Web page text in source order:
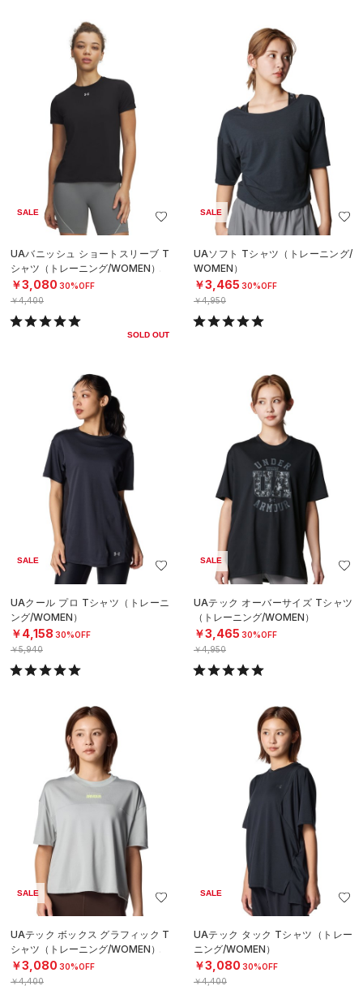
SALE
UAバニッシュ ショートスリーブ T
シャツ（トレーニング/WOMEN）
￥3,080 30%OFF
￥4,400
SOLD OUT
SALE
UAソフト Tシャツ（トレーニング/
WOMEN）
￥3,465 30%OFF
￥4,950
SALE
UAクール プロ Tシャツ（トレーニ
ング/WOMEN）
￥4,158 30%OFF
￥5,940
SALE
UAテック オーバーサイズ Tシャツ
（トレーニング/WOMEN）
￥3,465 30%OFF
￥4,950
SALE
UAテック ボックス グラフィック T
シャツ（トレーニング/WOMEN）
￥3,080 30%OFF
￥4,400
SALE
UAテック タック Tシャツ（トレー
ニング/WOMEN）
￥3,080 30%OFF
￥4,400